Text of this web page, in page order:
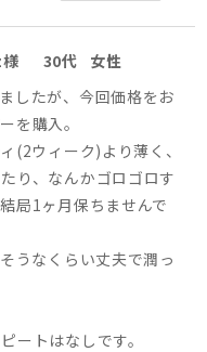
30代
女性
したが、今回価格をお
を購入。
(2ウィーク)より薄く、
り、なんかゴロゴロす
局1ヶ月保ちませんで
うなくらい丈夫で潤っ
ートはなしです。